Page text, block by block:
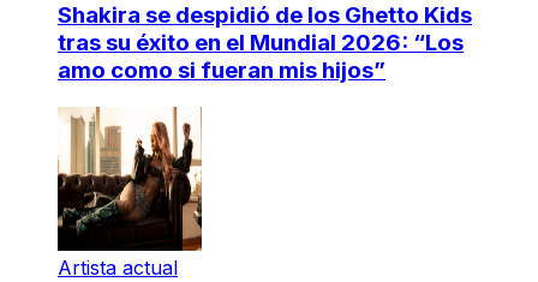
Shakira se despidió de los Ghetto Kids
tras su éxito en el Mundial 2026: “Los
amo como si fueran mis hijos”
Artista actual